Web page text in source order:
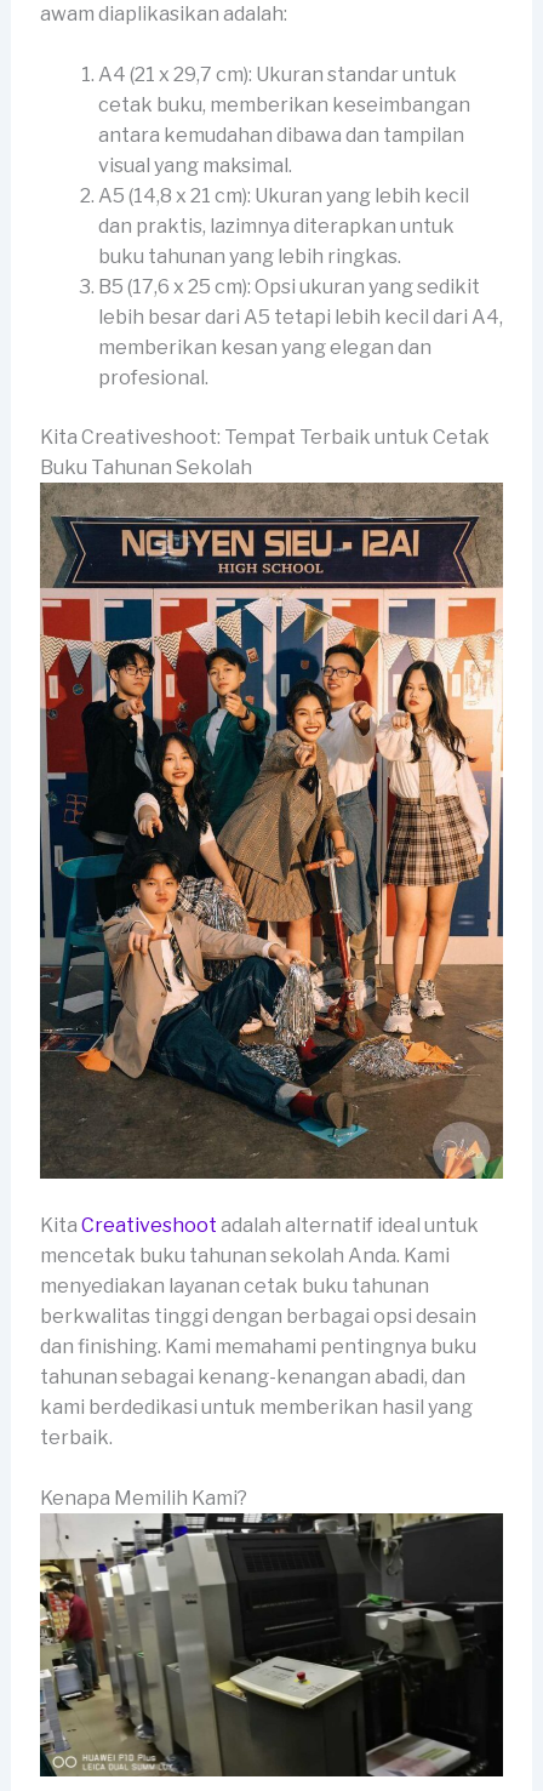
awam diaplikasikan adalah:
A4 (21 x 29,7 cm): Ukuran standar untuk
cetak buku, memberikan keseimbangan
antara kemudahan dibawa dan tampilan
visual yang maksimal.
A5 (14,8 x 21 cm): Ukuran yang lebih kecil
dan praktis, lazimnya diterapkan untuk
buku tahunan yang lebih ringkas.
B5 (17,6 x 25 cm): Opsi ukuran yang sedikit
lebih besar dari A5 tetapi lebih kecil dari A4,
memberikan kesan yang elegan dan
profesional.
Kita Creativeshoot: Tempat Terbaik untuk Cetak
Buku Tahunan Sekolah
Kita Creativeshoot adalah alternatif ideal untuk
mencetak buku tahunan sekolah Anda. Kami
menyediakan layanan cetak buku tahunan
berkwalitas tinggi dengan berbagai opsi desain
dan finishing. Kami memahami pentingnya buku
tahunan sebagai kenang-kenangan abadi, dan
kami berdedikasi untuk memberikan hasil yang
terbaik.
Kenapa Memilih Kami?